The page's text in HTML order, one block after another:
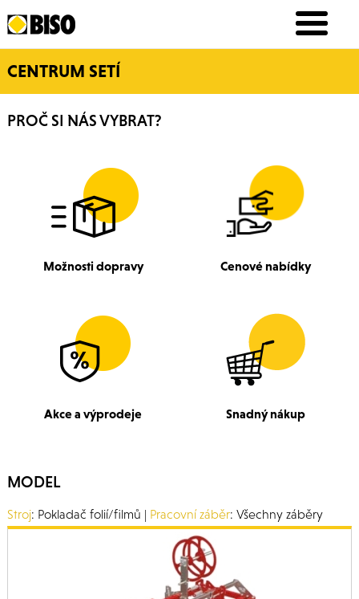
CENTRUM SETÍ
PROČ SI NÁS VYBRAT?
Možnosti dopravy Cenové nabídky
Akce a výprodeje Snadný nákup
MODEL
Stroj: Pokladač folií/filmů | Pracovní záběr: Všechny záběry